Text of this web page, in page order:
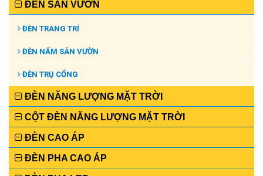
ĐÈN SÂN VƯỜN
ĐÈN TRANG TRÍ
ĐÈN NẤM SÂN VƯỜN
ĐÈN TRỤ CỔNG
ĐÈN NĂNG LƯỢNG MẶT TRỜI
CỘT ĐÈN NĂNG LƯỢNG MẶT TRỜI
ĐÈN CAO ÁP
ĐÈN PHA CAO ÁP